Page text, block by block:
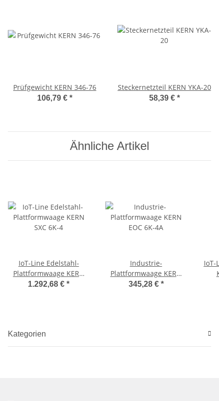
Prüfgewicht KERN 346-76
106,79 € *
Steckernetzteil KERN YKA-20
58,39 € *
Ähnliche Artikel
IoT-Line Edelstahl-
Plattformwaage KERN
SXC 6K-4
1.292,68 € *
Industrie-
Plattformwaage KERN
EOC 6K-4A
345,28 € *
IoT-
Kategorien